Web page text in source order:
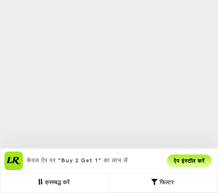
फिल्टर
क्रमबद्ध करें
केवल ऐप पर “Buy 2 Get 1” का लाभ लें ऐप इंस्टॉल करें